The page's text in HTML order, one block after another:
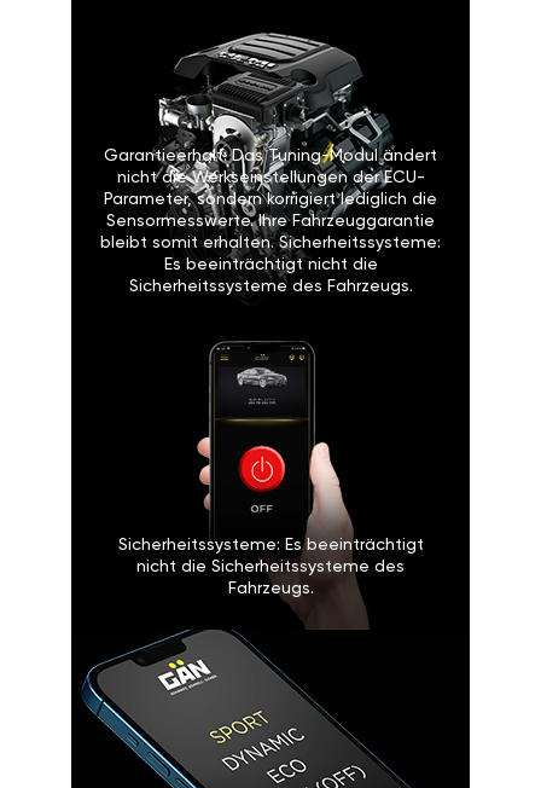
Garantieerhalt: Das Tuning-Modul ändert
nicht die Werkseinstellungen der ECU-
Parameter, sondern korrigiert lediglich die
Sensormesswerte. Ihre Fahrzeuggarantie
bleibt somit erhalten. Sicherheitssysteme:
Es beeinträchtigt nicht die
Sicherheitssysteme des Fahrzeugs.
Sicherheitssysteme: Es beeinträchtigt
nicht die Sicherheitssysteme des
Fahrzeugs.